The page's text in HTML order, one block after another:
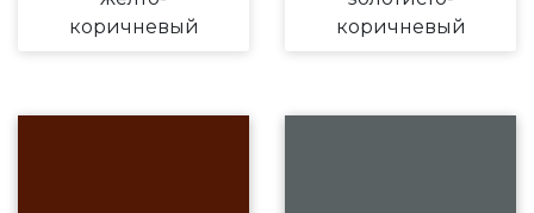
коричневый
коричневый